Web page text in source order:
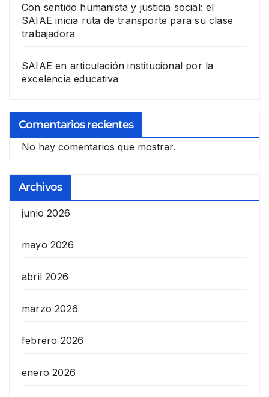
Con sentido humanista y justicia social: el
SAIAE inicia ruta de transporte para su clase
trabajadora
SAIAE en articulación institucional por la
excelencia educativa
Comentarios recientes
No hay comentarios que mostrar.
Archivos
junio 2026
mayo 2026
abril 2026
marzo 2026
febrero 2026
enero 2026